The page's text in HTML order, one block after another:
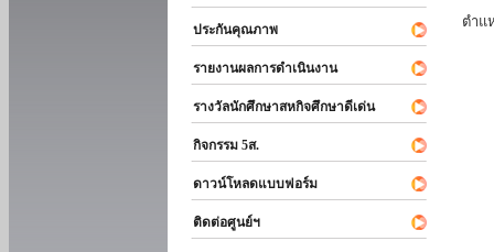
ประกันคุณภาพ
รายงานผลการดำเนินงาน
รางวัลนักศึกษาสหกิจศึกษาดีเด่น
กิจกรรม 5ส.
ดาวน์โหลดแบบฟอร์ม
ติดต่อศูนย์ฯ
ตำแ